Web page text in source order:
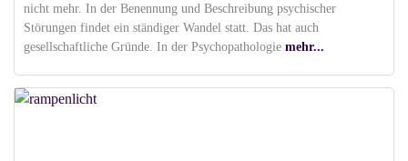
nicht mehr. In der Benennung und Beschreibung psychischer
Störungen findet ein ständiger Wandel statt. Das hat auch
gesellschaftliche Gründe. In der Psychopathologie mehr...